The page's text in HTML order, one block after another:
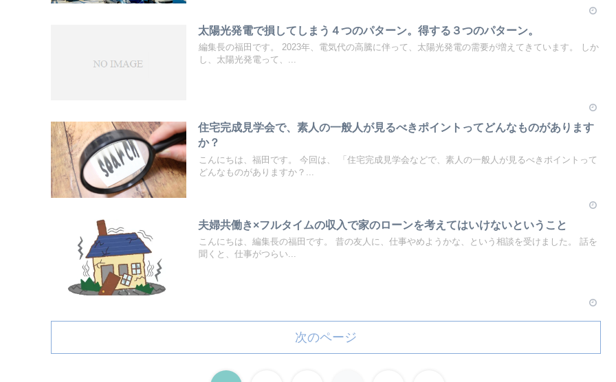
太陽光発電で損してしまう４つのパターン。得する３つのパターン。
編集長の福田です。 2023年、電気代の高騰に伴って、太陽光発電の需要が増えてきています。 しか
し、太陽光発電って、...
住宅完成見学会で、素人の一般人が見るべきポイントってどんなものがあります
か？
こんにちは、福田です。 今回は、 「住宅完成見学会などで、素人の一般人が見るべきポイントって
どんなものがありますか？...
夫婦共働き×フルタイムの収入で家のローンを考えてはいけないということ
こんにちは、編集長の福田です。 昔の友人に、仕事やめようかな、という相談を受けました。 話を
聞くと、仕事がつらい...
次のページ